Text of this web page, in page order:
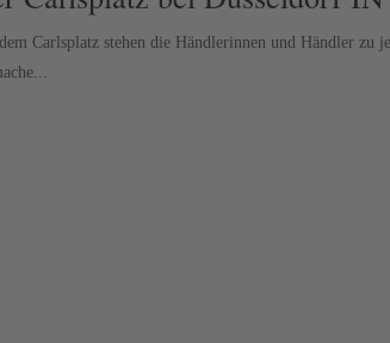
Carlsplatz stehen die Händlerinnen und Händler zu